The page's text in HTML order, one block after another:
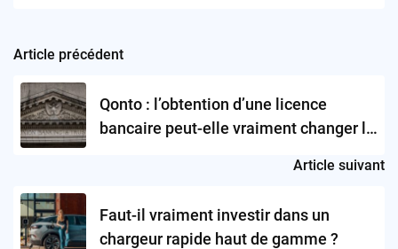
Post
navigation
Article précédent
Qonto : l’obtention d’une licence
bancaire peut-elle vraiment changer la
Article suivant
Faut-il vraiment investir dans un
chargeur rapide haut de gamme ?